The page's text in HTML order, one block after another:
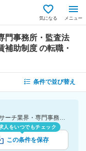
気になる メニュー
門事務所・監査法
補助制度 の転職・
条件で並び替え
[勤務地]石川県 [業種]コンサルティング・リサーチ業界・専門事務所・監査法人・税理士法人 [詳細条件](待遇・福利厚生)社宅・家賃補助制度
人をいつでもチェック
この条件を保存